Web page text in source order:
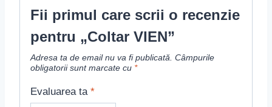
Fii primul care scrii o recenzie
pentru „Coltar VIEN”
Adresa ta de email nu va fi publicată. Câmpurile
obligatorii sunt marcate cu *
Evaluarea ta *